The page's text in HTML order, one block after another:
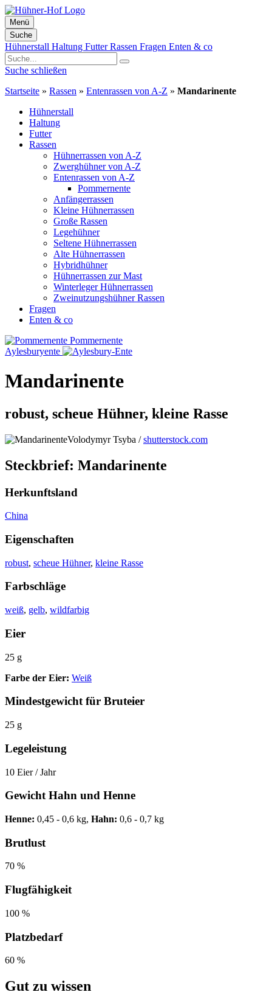
Menü
Suche
Zum
Inhalt
springen
Hühnerstall Haltung FutterRassen Fragen Enten & co
Suche schließen
Startseite » Rassen » Entenrassen von A-Z » Mandarinente
Hühnerstall
Haltung
Futter
Rassen
Hühnerrassen von A-Z
Zwerghühner von A-Z
Entenrassen von A-Z
Pommernente
Anfängerrassen
Kleine Hühnerrassen
Große Rassen
Legehühner
Seltene Hühnerrassen
Alte Hühnerrassen
Hybridhühner
Hühnerrassen zur Mast
Winterleger Hühnerrassen
Zweinutzungshühner Rassen
Fragen
Enten & co
Pommernente
Aylesburyente
Mandarinente
robust, scheue Hühner, kleine Rasse
Volodymyr Tsyba /shutterstock.com
Steckbrief: Mandarinente
Herkunftsland
China
Eigenschaften
robust, scheue Hühner, kleine Rasse
Farbschläge
weiß, gelb, wildfarbig
Eier
25 g
Farbe der Eier: Weiß
Mindestgewicht für Bruteier
25 g
Legeleistung
10 Eier / Jahr
Gewicht Hahn und Henne
Henne: 0,45 - 0,6 kg, Hahn: 0,6 - 0,7 kg
Brutlust
70 %
Flugfähigkeit
100 %
Platzbedarf
60 %
Gut zu wissen